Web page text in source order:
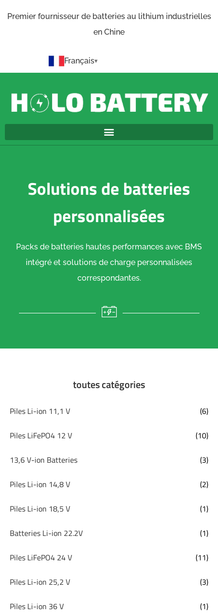
Premier fournisseur de batteries au lithium industrielles
en Chine
Français
Solutions de batteries
personnalisées
Packs de batteries hautes performances avec BMS
intégré et solutions de charge personnalisées
correspondantes.
toutes catégories
Piles Li-ion 11,1 V (6)
Piles LiFePO4 12 V (10)
13,6 V-ion Batteries (3)
Piles Li-ion 14,8 V (2)
Piles Li-ion 18,5 V (1)
Batteries Li-ion 22.2V (1)
Piles LiFePO4 24 V (11)
Piles Li-ion 25,2 V (3)
Piles Li-ion 36 V (1)